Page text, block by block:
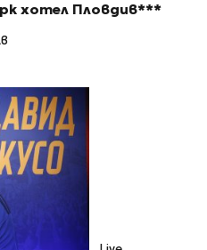
хотел Пловдив***